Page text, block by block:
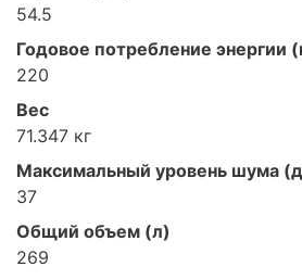
54.5
Годовое потребление энергии
220
Вес
71.347 кг
Максимальный уровень шума
37
Общий объем (л)
269